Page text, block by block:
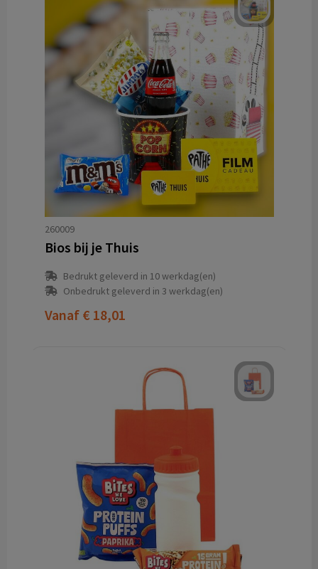
260009
Bios bij je Thuis
Bedrukt geleverd in 10 werkdag(en)
Onbedrukt geleverd in 3 werkdag(en)
Vanaf € 18,01